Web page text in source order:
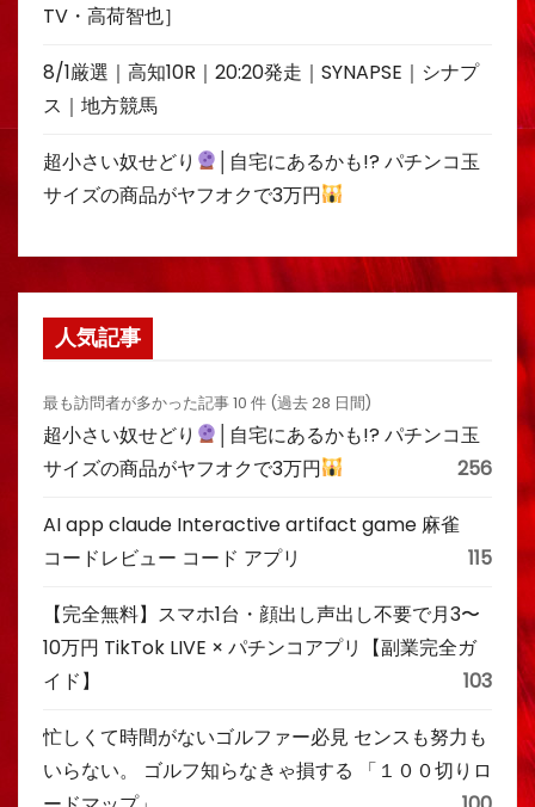
TV・高荷智也］
8/1厳選｜高知10R｜20:20発走｜SYNAPSE｜シナプ
ス｜地方競馬
超小さい奴せどり
│自宅にあるかも!? パチンコ玉
サイズの商品がヤフオクで3万円
人気記事
最も訪問者が多かった記事 10 件 (過去 28 日間)
超小さい奴せどり
│自宅にあるかも!? パチンコ玉
サイズの商品がヤフオクで3万円
256
AI app claude Interactive artifact game 麻雀
コードレビュー コード アプリ
115
【完全無料】スマホ1台・顔出し声出し不要で月3〜
10万円 TikTok LIVE × パチンコアプリ【副業完全ガ
イド】
103
忙しくて時間がないゴルファー必見 センスも努力も
いらない。 ゴルフ知らなきゃ損する 「１００切りロ